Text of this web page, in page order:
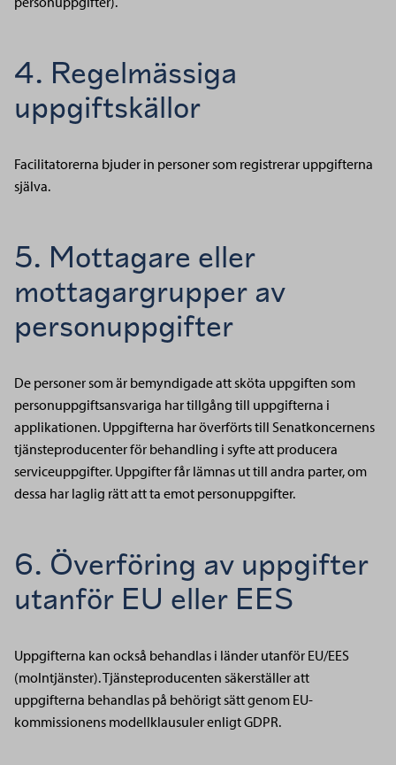
4. Regelmässiga
uppgiftskällor
Facilitatorerna bjuder in personer som registrerar uppgifterna
själva.
5. Mottagare eller
mottagargrupper av
personuppgifter
De personer som är bemyndigade att sköta uppgiften som
personuppgiftsansvariga har tillgång till uppgifterna i
applikationen. Uppgifterna har överförts till Senatkoncernens
tjänsteproducenter för behandling i syfte att producera
serviceuppgifter. Uppgifter får lämnas ut till andra parter, om
dessa har laglig rätt att ta emot personuppgifter.
6. Överföring av uppgifter
utanför EU eller EES
Uppgifterna kan också behandlas i länder utanför EU/EES
(molntjänster). Tjänsteproducenten säkerställer att
uppgifterna behandlas på behörigt sätt genom EU-
kommissionens modellklausuler enligt GDPR.